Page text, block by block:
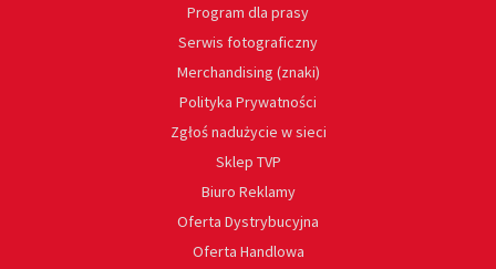
Program dla prasy
Serwis fotograficzny
Merchandising (znaki)
Polityka Prywatności
Zgłoś nadużycie w sieci
Sklep TVP
Biuro Reklamy
Oferta Dystrybucyjna
Oferta Handlowa